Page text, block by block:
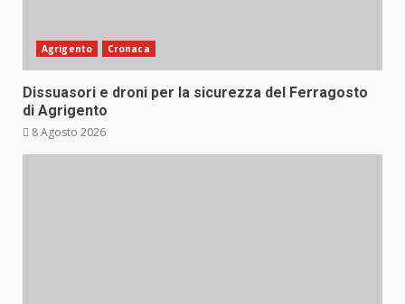
Agrigento Cronaca
Dissuasori e droni per la sicurezza del Ferragosto
di Agrigento
8 Agosto 2026